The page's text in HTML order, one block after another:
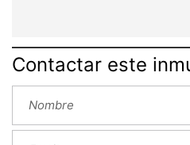
Contactar este